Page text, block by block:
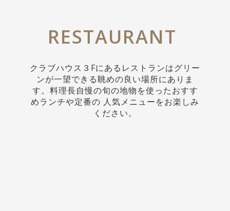
RESTAURANT
クラブハウス３Fにあるレストランはグリー
ンが一望できる眺めの良い場所にありま
す。料理長自慢の旬の地物を使ったおすす
めランチや定番の 人気メニューをお楽しみ
ください。